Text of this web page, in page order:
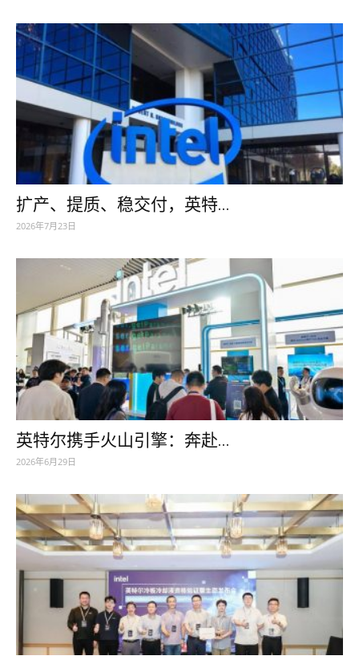
扩产、提质、稳交付，英特...
2026年7月23日
英特尔携手火山引擎：奔赴...
2026年6月29日